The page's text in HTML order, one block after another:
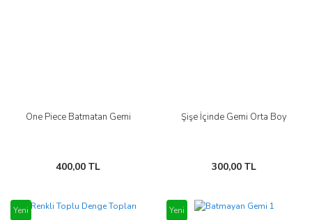
One Piece Batmatan Gemi
400,00 TL
Şişe İçinde Gemi Orta Boy
300,00 TL
Yeni Yeni